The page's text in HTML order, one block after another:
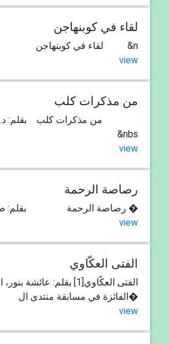
لقاء في كوبنهاجن
لقاء في كوبنهاجن &n
view
من مذكرات كلب
من مذكرات كلب بقلم:
&nbs
view
رصاصة الرحمة
رصاصة الرحمة بقلم: طه �
view
الفتى العكّاوي
الفتى العكّاوي[1] بقلم:
الفائزة في مسابقة منتدى ال�
view